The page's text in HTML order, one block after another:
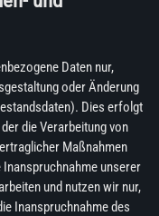
Daten nur,
oder Änderung
Dies erfolgt
die Verarbeitung von
Maßnahmen
unserer
und nutzen wir nur,
Inanspruchnahme des